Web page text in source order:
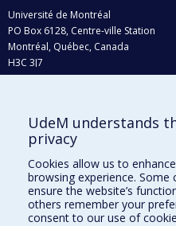
Université de Montréal
PO Box 6128, Centre-ville Station
Montréal, Québec, Canada
H3C 3J7
Who does what?
Find us
Site map
Accessibility
UdeM understands
privacy
Cookies allow us to
browsing experience. Some
ensure the website’s
others remember your
consent to our use of